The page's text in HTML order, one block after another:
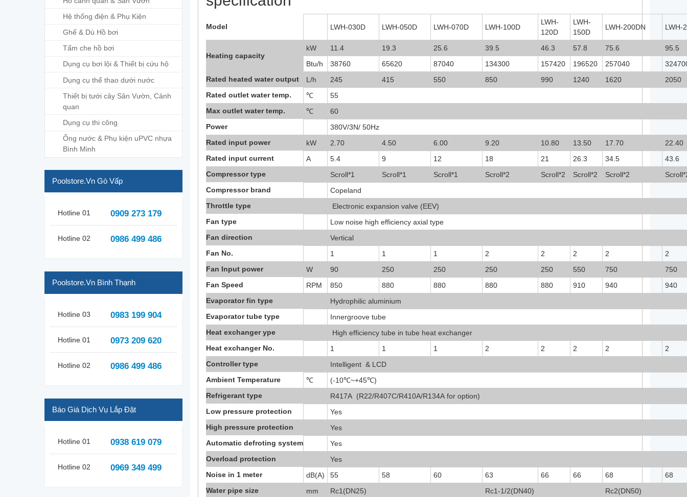
Hệ thống điện & Phụ Kiện
Ghế & Dù Hồ bơi
Tấm che hồ bơi
Dụng cụ bơi lội & Thiết bị cứu hộ
Dụng cụ thể thao dưới nước
Thiết bị tưới cây Sân Vườn, Cảnh
quan
Dụng cụ thi công
Ống nước & Phụ kiện uPVC nhựa
Bình Minh
Poolstore.vn Gò Vấp
Hotline 01 0909 273 179
Hotline 02 0986 499 486
Poolstore.vn Bình Thạnh
Hotline 03 0983 199 904
Hotline 01 0973 209 620
Hotline 02 0986 499 486
Báo Giá Dịch Vụ Lắp Đặt
Hotline 01 0938 619 079
Hotline 02 0969 349 499
Model LWH-030D LWH-050D LWH-070D LWH-100D
LWH-
120D
LWH-
150D
LWH-200DN LWH-
Heating capacity
kW 11.4 19.3 25.6 39.5 46.3 57.8 75.6
95.5
Btu/h
38760 65620 87040 134300 157420 196520 257040
Rated heated water output
L/h 245 415 550 850 990 1240 1620
2050
Rated outlet water temp.
℃
55
Max outlet water temp.
℃
60
Power
380V/3N/ 50Hz
Rated input power
kW 2.70 4.50 6.00 9.20 10.80 13.50 17.70
22.40
Rated input current
A 5.4 9 12 18 21 26.3 34.5
43.6
Compressor type
Scroll*1 Scroll*1 Scroll*1 Scroll*2 Scroll*2 Scroll*2 Scroll*2
Compressor brand
Copeland
Throttle type
Electronic expansion valve (EEV)
Fan type
Low noise high efficiency axial type
Fan direction
Vertical
Fan No.
1 1 1 2 2 2 2
2
Fan Input power
W 90 250 250 250 250 550 750
750
Fan Speed
RPM 850 880 880 880 880 910 940
940
Evaporator fin type
Hydrophilic aluminium
Evaporator tube type
Innergroove tube
Heat exchanger ype
High efficiency tube in tube heat exchanger
Heat exchanger No.
1 1 1 2 2 2 2
2
Controller type
Intelligent & LCD
Ambient Temperature
℃
(-10℃~+45℃)
Refrigerant type
R417A (R22/R407C/R410A/R134A for option)
Low pressure protection
Yes
High pressure protection
Yes
Automatic defroting system
Yes
Overload protection
Yes
Noise in 1 meter
dB(A) 55 58 60 63 66 66 68
68
Water pipe size
mm Rc1(DN25) Rc1-1/2(DN40)
Rc2(DN50)